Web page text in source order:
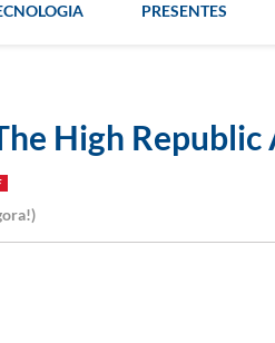
PRESENTES
High